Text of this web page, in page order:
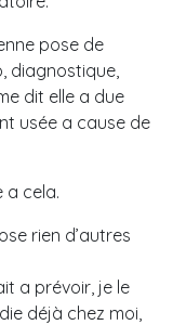
pose de
diagnostique,
dit elle a due
usée a cause de
a cela.
rien d’autres
a prévoir, je le
déjà chez moi,